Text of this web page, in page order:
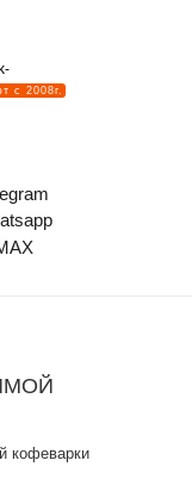
с 2008г.